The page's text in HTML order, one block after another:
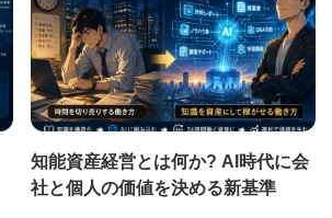
知能資産経営とは何か? AI時代に会
社と個人の価値を決める新基準